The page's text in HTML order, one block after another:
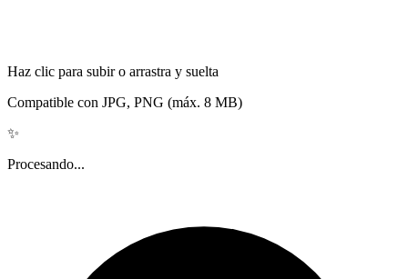
Haz clic para subir o arrastra y suelta
Compatible con JPG, PNG (máx. 8 MB)
✨
Procesando...